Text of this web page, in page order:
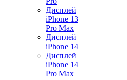
Дисплей
iPhone 13
Pro Max
Дисплей
iPhone 14
Дисплей
iPhone 14
Pro Max